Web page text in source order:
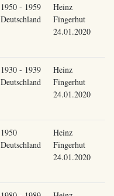
1950 - 1959
Deutschland
Heinz
Fingerhut
24.01.2020
1930 - 1939
Deutschland
Heinz
Fingerhut
24.01.2020
1950
Deutschland
Heinz
Fingerhut
24.01.2020